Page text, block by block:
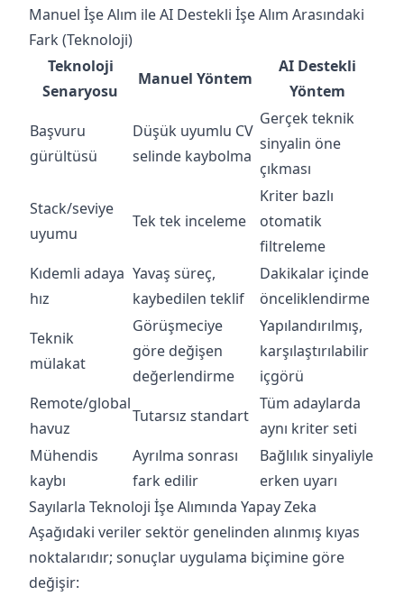
Manuel İşe Alım ile AI Destekli İşe Alım Arasındaki
Fark (Teknoloji)
Teknoloji
Senaryosu
Manuel Yöntem
AI Destekli
Yöntem
Başvuru
gürültüsü
Düşük uyumlu CV
selinde kaybolma
Gerçek teknik
sinyalin öne
çıkması
Stack/seviye
uyumu
Tek tek inceleme
Kriter bazlı
otomatik
filtreleme
Kıdemli adaya
hız
Yavaş süreç,
kaybedilen teklif
Dakikalar içinde
önceliklendirme
Teknik
mülakat
Görüşmeciye
göre değişen
değerlendirme
Yapılandırılmış,
karşılaştırılabilir
içgörü
Remote/global
havuz
Tutarsız standart
Tüm adaylarda
aynı kriter seti
Mühendis
kaybı
Ayrılma sonrası
fark edilir
Bağlılık sinyaliyle
erken uyarı
Sayılarla Teknoloji İşe Alımında Yapay Zeka
Aşağıdaki veriler sektör genelinden alınmış kıyas
noktalarıdır; sonuçlar uygulama biçimine göre
değişir: